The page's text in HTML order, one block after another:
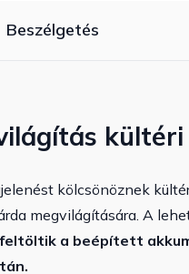
Beszélgetés
kölcsönöznek
megvilágítására. A
feltöltik a beépített